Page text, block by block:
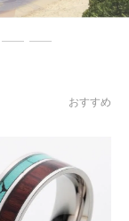
おすすめ